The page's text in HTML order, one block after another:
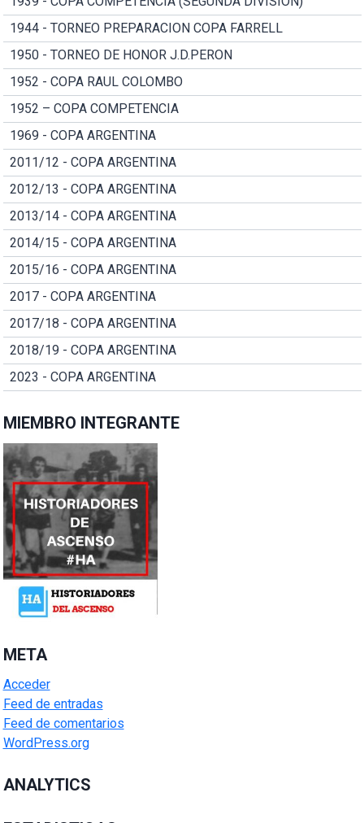
1944 - TORNEO PREPARACION COPA FARRELL
1950 - TORNEO DE HONOR J.D.PERON
1952 - COPA RAUL COLOMBO
1952 – COPA COMPETENCIA
1969 - COPA ARGENTINA
2011/12 - COPA ARGENTINA
2012/13 - COPA ARGENTINA
2013/14 - COPA ARGENTINA
2014/15 - COPA ARGENTINA
2015/16 - COPA ARGENTINA
2017 - COPA ARGENTINA
2017/18 - COPA ARGENTINA
2018/19 - COPA ARGENTINA
2023 - COPA ARGENTINA
MIEMBRO INTEGRANTE
META
Acceder
Feed de entradas
Feed de comentarios
WordPress.org
ANALYTICS